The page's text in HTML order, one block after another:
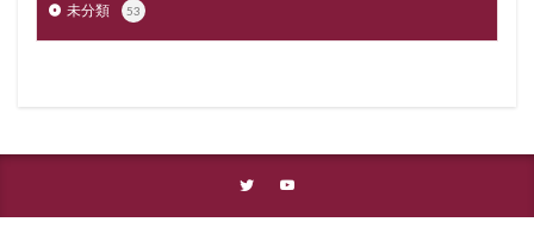
未分類 53